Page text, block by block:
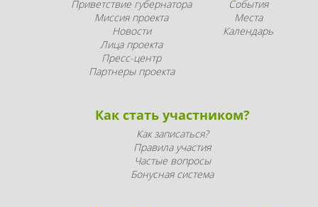
Приветствие губернатора
Миссия проекта
Новости
Лица проекта
Пресс-центр
Партнеры проекта
События
Места
Календарь
Как стать участником?
Как записаться?
Правила участия
Частые вопросы
Бонусная система